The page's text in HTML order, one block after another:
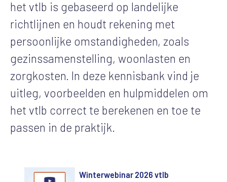
het vtlb is gebaseerd op landelijke
richtlijnen en houdt rekening met
persoonlijke omstandigheden, zoals
gezinssamenstelling, woonlasten en
zorgkosten. In deze kennisbank vind je
uitleg, voorbeelden en hulpmiddelen om
het vtlb correct te berekenen en toe te
passen in de praktijk.
Winterwebinar 2026 vtlb